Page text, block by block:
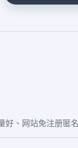
、网站免注册匿